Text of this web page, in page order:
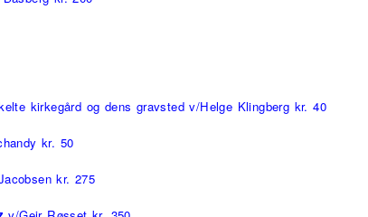
kirkegård og dens gravsted v/Helge Klingberg kr. 40
kr. 50
kr. 275